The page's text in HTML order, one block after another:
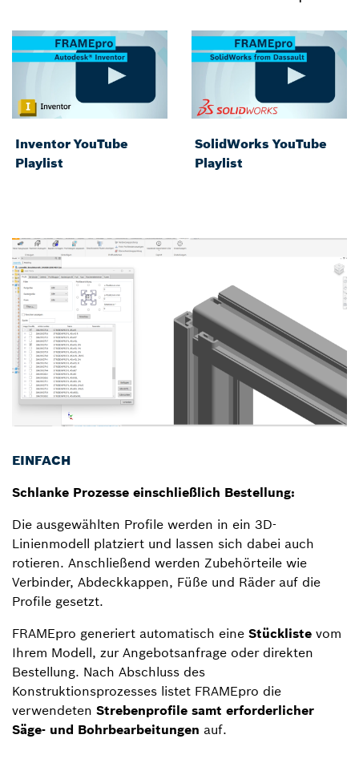
Inventor YouTube
Playlist
SolidWorks YouTube
Playlist
EINFACH
Schlanke Prozesse einschließlich Bestellung:
Die ausgewählten Profile werden in ein 3D-
Linienmodell platziert und lassen sich dabei auch
rotieren. Anschließend werden Zubehörteile wie
Verbinder, Abdeckkappen, Füße und Räder auf die
Profile gesetzt.
FRAMEpro generiert automatisch eine Stückliste vom
Ihrem Modell, zur Angebotsanfrage oder direkten
Bestellung. Nach Abschluss des
Konstruktionsprozesses listet FRAMEpro die
verwendeten Strebenprofile samt erforderlicher
Säge- und Bohrbearbeitungen auf.